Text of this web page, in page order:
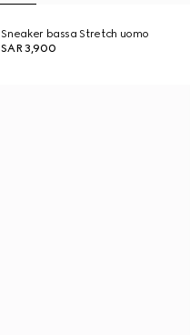
Sneaker bassa Stretch uomo
SAR 3,900